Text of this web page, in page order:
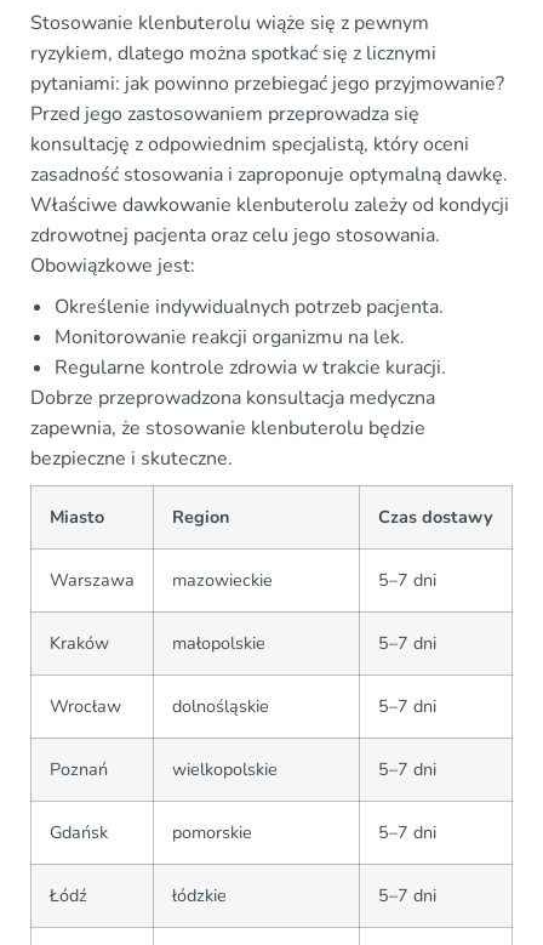
Stosowanie klenbuterolu wiąże się z pewnym
ryzykiem, dlatego można spotkać się z licznymi
pytaniami: jak powinno przebiegać jego przyjmowanie?
Przed jego zastosowaniem przeprowadza się
konsultację z odpowiednim specjalistą, który oceni
zasadność stosowania i zaproponuje optymalną dawkę.
Właściwe dawkowanie klenbuterolu zależy od kondycji
zdrowotnej pacjenta oraz celu jego stosowania.
Obowiązkowe jest:
Określenie indywidualnych potrzeb pacjenta.
Monitorowanie reakcji organizmu na lek.
Regularne kontrole zdrowia w trakcie kuracji.
Dobrze przeprowadzona konsultacja medyczna
zapewnia, że stosowanie klenbuterolu będzie
bezpieczne i skuteczne.
Miasto Region Czas dostawy
Warszawa mazowieckie 5–7 dni
Kraków małopolskie 5–7 dni
Wrocław dolnośląskie 5–7 dni
Poznań wielkopolskie 5–7 dni
Gdańsk pomorskie 5–7 dni
Łódź łódzkie 5–7 dni